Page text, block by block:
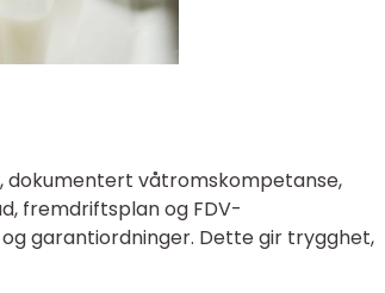
dokumentert våtromskompetanse,
fremdriftsplan og FDV-
garantiordninger. Dette gir trygghet,